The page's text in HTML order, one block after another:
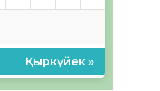
Қыркүйек »